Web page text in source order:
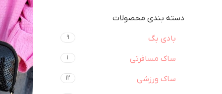
دسته بندی محصولات
بادی بگ 9
ساک مسافرتی 1
ساک ورزشی 12